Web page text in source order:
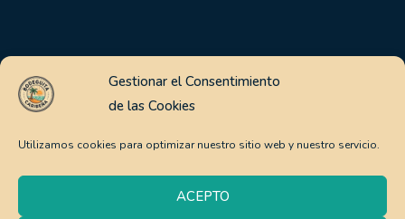
Gestionar el Consentimiento
de las Cookies
Utilizamos cookies para optimizar nuestro sitio web y nuestro servicio.
ACEPTO
Links de interés
Aviso Legal
Política de Privacidad
Pago Seguro